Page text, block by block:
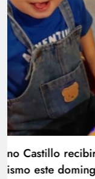
SOCIALES
Con amor y
de Juan